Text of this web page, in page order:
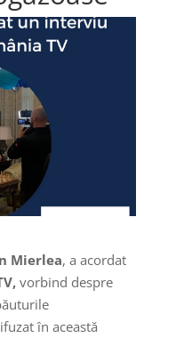
Mierlea, a acordat
vorbind despre
în această